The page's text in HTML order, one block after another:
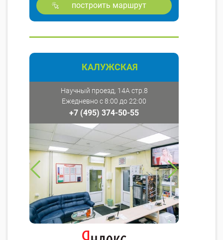
построить маршрут
КАЛУЖСКАЯ
Научный проезд, 14А стр.8
Ежедневно с 8:00 до 22:00
+7 (495) 374-50-55